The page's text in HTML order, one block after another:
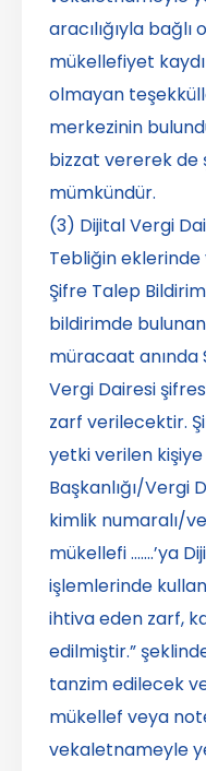
aracılığıyla
mükellefiyet
olmayan
merkezinin
bizzat vererek de
mümkündür.
(3) Dijital Vergi
Tebliğin
Şifre Talep
bildirimde
müracaat
Vergi Dairesi
zarf verilecektir.
yetki verilen
Başkanlığı/Vergi
kimlik numaralı/
mükellefi …….’ya
işlemlerinde
ihtiva eden zarf,
edilmiştir.”
tanzim edilecek
mükellef veya
vekaletnameyle